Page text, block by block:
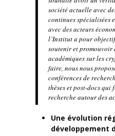
société actuelle avec
continues spécialisées
avec des acteurs
l’Institut a pour
soutenir et promouvoir
académiques sur les
faire, nous nous
conférences de
thèses et post-docs qui
recherche autour des
Une évolution
développement